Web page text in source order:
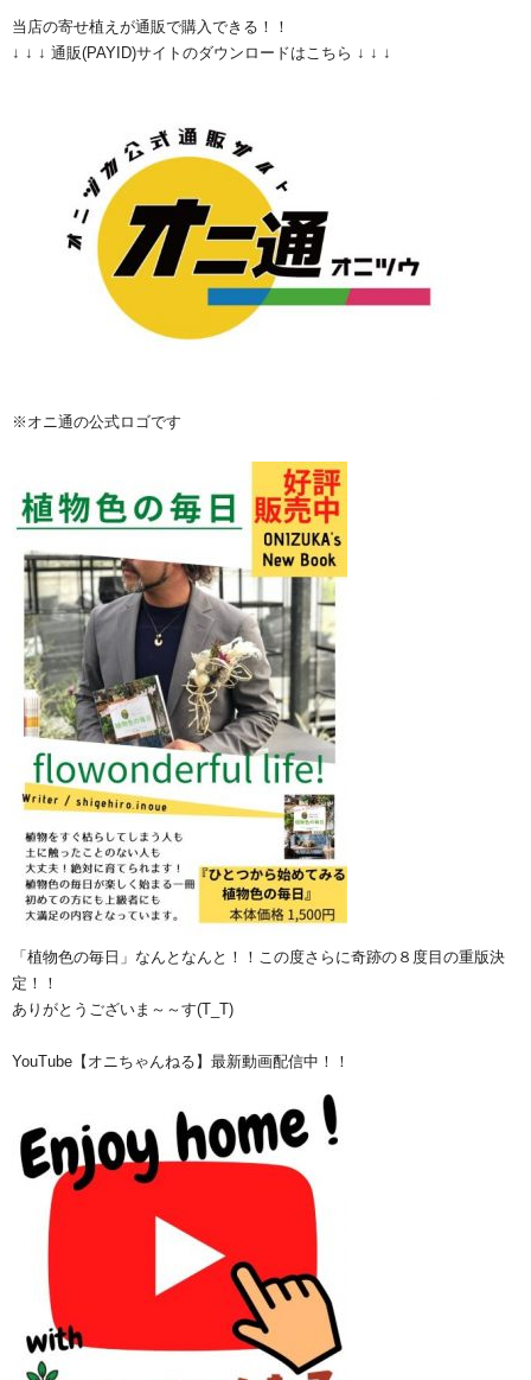
当店の寄せ植えが通販で購入できる！！
↓ ↓ ↓ 通販(PAYID)サイトのダウンロードはこちら ↓ ↓ ↓
※オニ通の公式ロゴです
「植物色の毎日」なんとなんと！！この度さらに奇跡の８度目の重版決
定！！
ありがとうございま～～す(T_T)
YouTube【オニちゃんねる】最新動画配信中！！